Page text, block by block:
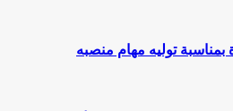
توليه مهام منصبه